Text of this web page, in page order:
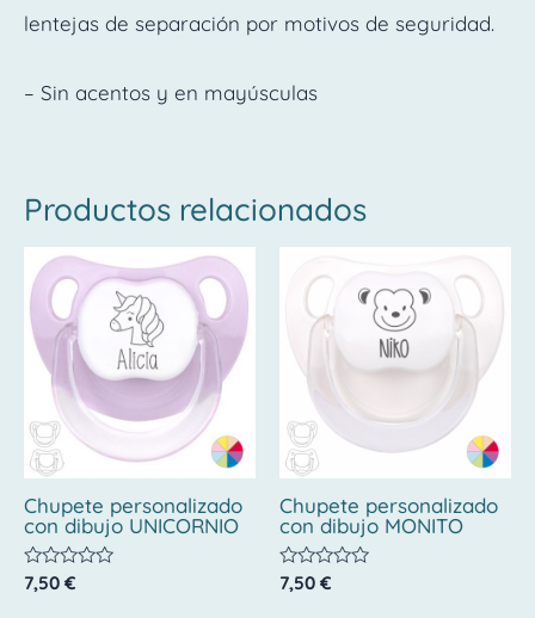
lentejas de separación por motivos de seguridad.
– Sin acentos y en mayúsculas
Productos relacionados
Chupete personalizado
con dibujo UNICORNIO
Valorado
con
7,50 €
Chupete personalizado
con dibujo MONITO
Valorado
con
7,50 €